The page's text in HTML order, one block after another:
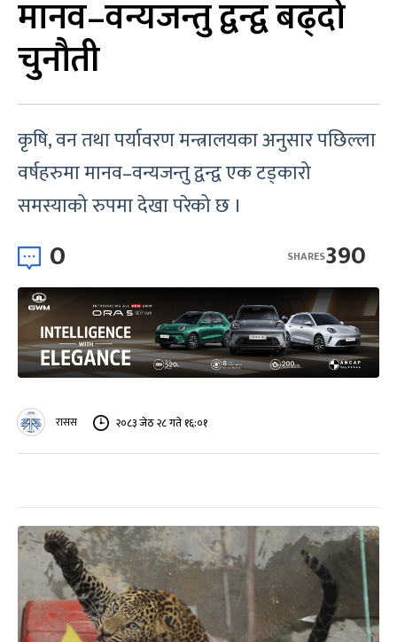
मानव–वन्यजन्तु द्वन्द्व बढ्दो
चुनौती
कृषि, वन तथा पर्यावरण मन्त्रालयका अनुसार पछिल्ला
वर्षहरुमा मानव–वन्यजन्तु द्वन्द्व एक टड्कारो
समस्याको रुपमा देखा परेको छ ।
0 390
SHARES
रासस २०८३ जेठ २८ गते १६:०१